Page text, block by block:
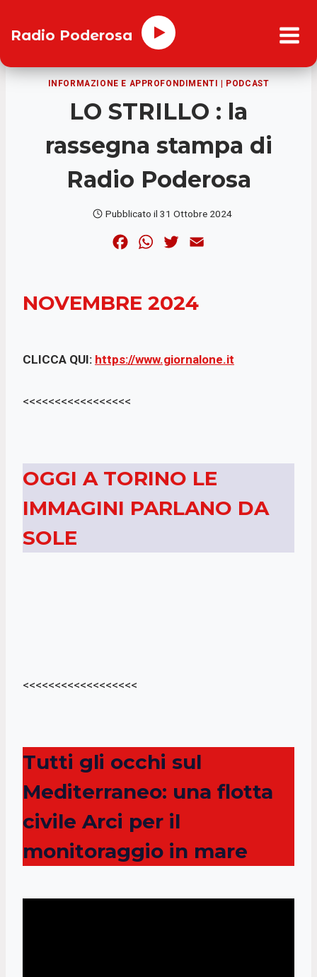
Radio Poderosa
INFORMAZIONE E APPROFONDIMENTI PODCAST
LO STRILLO : la
rassegna stampa di
Radio Poderosa
Pubblicato il 31 Ottobre 2024
e
o
W
t
p
t
r
NOVEMBRE 2024
CLICCA QUI: https://www.giornalone.it
<<<<<<<<<<<<<<<<<
OGGI A TORINO LE
IMMAGINI PARLANO DA
SOLE
<<<<<<<<<<<<<<<<<<
Tutti gli occhi sul
Mediterraneo: una flotta
civile Arci per il
monitoraggio in mare